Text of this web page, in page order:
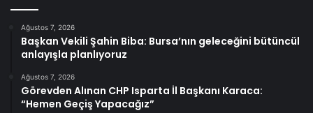
Ağustos 7, 2026
Başkan Vekili Şahin Biba: Bursa’nın geleceğini bütüncül
anlayışla planlıyoruz
Ağustos 7, 2026
Görevden Alınan CHP Isparta İl Başkanı Karaca:
“Hemen Geçiş Yapacağız”